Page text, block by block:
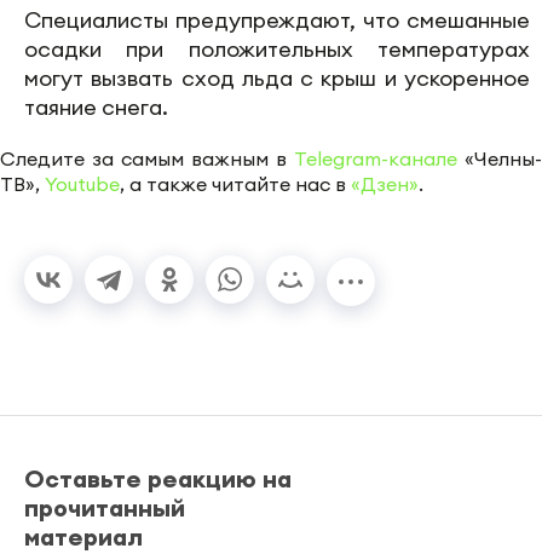
Специалисты предупреждают, что смешанные
осадки при положительных температурах
могут вызвать сход льда с крыш и ускоренное
таяние снега.
Следите за самым важным в Telegram-канале «Челны-
ТВ», Youtube, а также читайте нас в «Дзен».
Оставьте реакцию на
прочитанный
материал